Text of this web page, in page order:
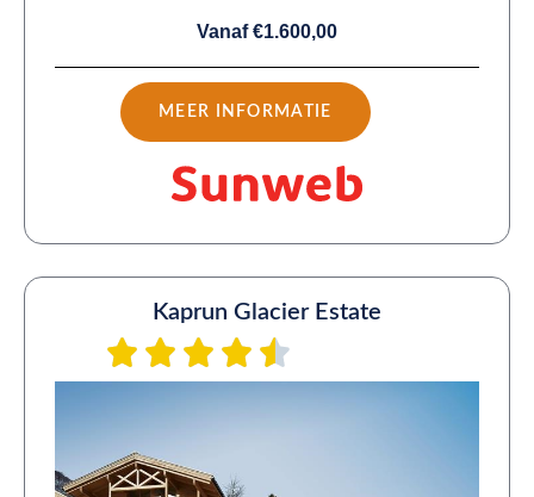
Vanaf €1.600,00
MEER INFORMATIE
Kaprun Glacier Estate